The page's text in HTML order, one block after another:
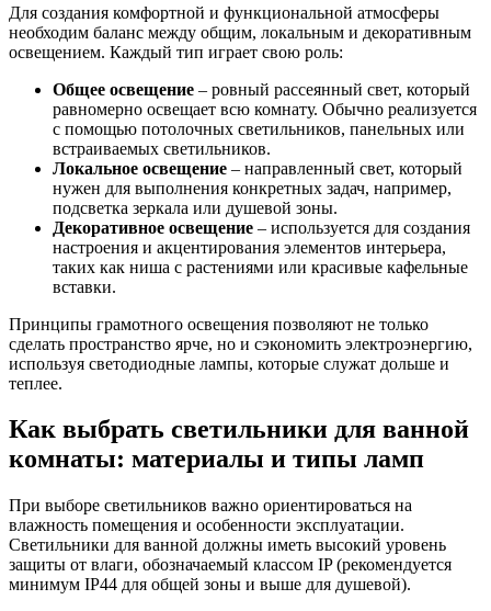
Для создания комфортной и функциональной атмосферы
необходим баланс между общим, локальным и декоративным
освещением. Каждый тип играет свою роль:
Общее освещение – ровный рассеянный свет, который
равномерно освещает всю комнату. Обычно реализуется
с помощью потолочных светильников, панельных или
встраиваемых светильников.
Локальное освещение – направленный свет, который
нужен для выполнения конкретных задач, например,
подсветка зеркала или душевой зоны.
Декоративное освещение – используется для создания
настроения и акцентирования элементов интерьера,
таких как ниша с растениями или красивые кафельные
вставки.
Принципы грамотного освещения позволяют не только
сделать пространство ярче, но и сэкономить электроэнергию,
используя светодиодные лампы, которые служат дольше и
теплее.
Как выбрать светильники для ванной
комнаты: материалы и типы ламп
При выборе светильников важно ориентироваться на
влажность помещения и особенности эксплуатации.
Светильники для ванной должны иметь высокий уровень
защиты от влаги, обозначаемый классом IP (рекомендуется
минимум IP44 для общей зоны и выше для душевой).